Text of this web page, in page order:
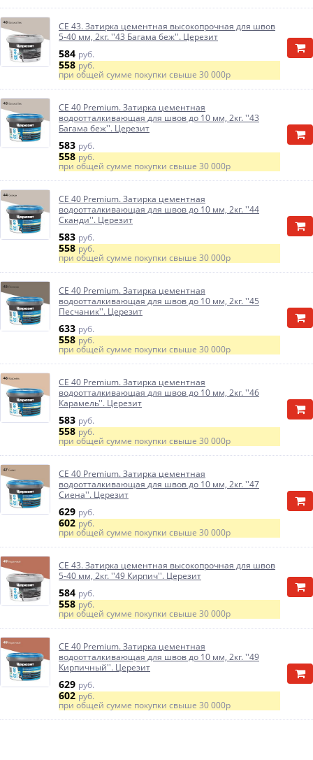
CE 43. Затирка цементная высокопрочная для швов
5-40 мм, 2кг. ''43 Багама беж''. Церезит
584 руб.
558руб.
при общей сумме покупки свыше 30 000р
CE 40 Premium. Затирка цементная
водоотталкивающая для швов до 10 мм, 2кг. ''43
Багама беж''. Церезит
583 руб.
558руб.
при общей сумме покупки свыше 30 000р
CE 40 Premium. Затирка цементная
водоотталкивающая для швов до 10 мм, 2кг. ''44
Сканди''. Церезит
583 руб.
558руб.
при общей сумме покупки свыше 30 000р
CE 40 Premium. Затирка цементная
водоотталкивающая для швов до 10 мм, 2кг. ''45
Песчаник''. Церезит
633 руб.
558руб.
при общей сумме покупки свыше 30 000р
CE 40 Premium. Затирка цементная
водоотталкивающая для швов до 10 мм, 2кг. ''46
Карамель''. Церезит
583 руб.
558руб.
при общей сумме покупки свыше 30 000р
CE 40 Premium. Затирка цементная
водоотталкивающая для швов до 10 мм, 2кг. ''47
Сиена''. Церезит
629 руб.
602руб.
при общей сумме покупки свыше 30 000р
CE 43. Затирка цементная высокопрочная для швов
5-40 мм, 2кг. ''49 Кирпич''. Церезит
584 руб.
558руб.
при общей сумме покупки свыше 30 000р
CE 40 Premium. Затирка цементная
водоотталкивающая для швов до 10 мм, 2кг. ''49
Кирпичный''. Церезит
629 руб.
602руб.
при общей сумме покупки свыше 30 000р